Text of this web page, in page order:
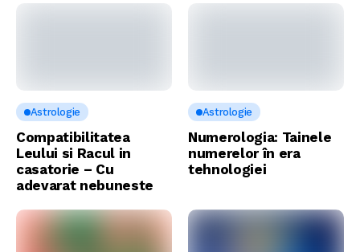
Astrologie
Compatibilitatea
Leului si Racul in
casatorie – Cu
adevarat nebuneste
Astrologie
Numerologia: Tainele
numerelor în era
tehnologiei